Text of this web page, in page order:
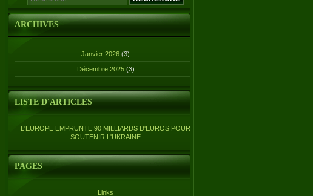
ARCHIVES
Janvier 2026 (3)
Décembre 2025 (3)
LISTE D'ARTICLES
L'EUROPE EMPRUNTE 90 MILLIARDS D'EUROS POUR
SOUTENIR L'UKRAINE
PAGES
Links